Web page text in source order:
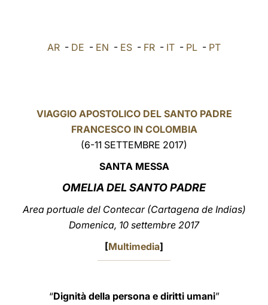
中文
AR - DE - EN - ES - FR - IT - PL - PT
VIAGGIO APOSTOLICO DEL SANTO PADRE
FRANCESCO IN COLOMBIA
(6-11 SETTEMBRE 2017)
SANTA MESSA
OMELIA DEL SANTO PADRE
Area portuale del Contecar (Cartagena de Indias)
Domenica, 10 settembre 2017
[Multimedia]
“Dignità della persona e diritti umani”